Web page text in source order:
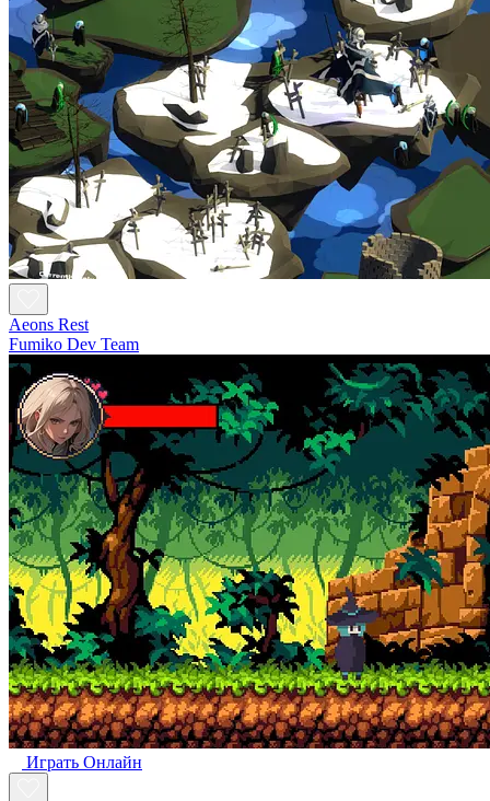
Aeons Rest
Fumiko Dev Team
Играть Oнлайн